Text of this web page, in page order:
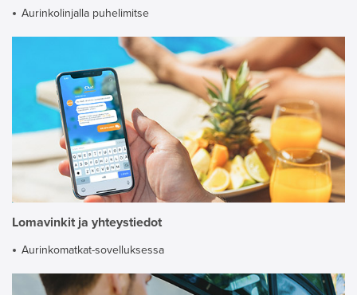
Aurinkolinjalla puhelimitse
Lomavinkit ja yhteystiedot
Aurinkomatkat-sovelluksessa